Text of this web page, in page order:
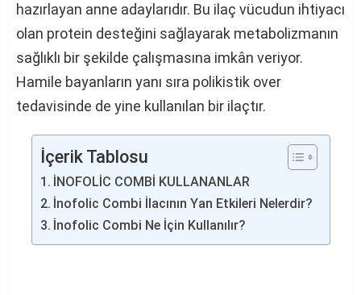
hazırlayan anne adaylarıdır. Bu ilaç vücudun ihtiyacı
olan protein desteğini sağlayarak metabolizmanın
sağlıklı bir şekilde çalışmasına imkân veriyor.
Hamile bayanların yanı sıra polikistik over
tedavisinde de yine kullanılan bir ilaçtır.
İçerik Tablosu
İNOFOLİC COMBİ KULLANANLAR
İnofolic Combi İlacının Yan Etkileri Nelerdir?
İnofolic Combi Ne İçin Kullanılır?